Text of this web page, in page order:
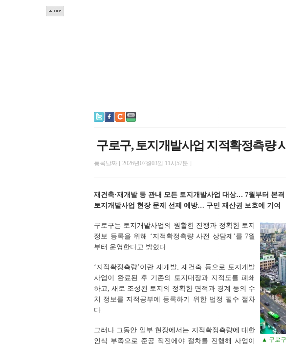
구로구, 토지개발사업 지적확정측량
등록날짜 [ 2026년07월03일 11시57분 ]
재건축·재개발 등 관내 모든 토지개발사업 대상… 7월부터 본격
토지개발사업 현장 문제 선제 예방… 구민 재산권 보호에 기여
▲ 구로
구로구는 토지개발사업의 원활한 진행과 정확한 토지
정보 등록을 위해 ‘지적확정측량 사전 상담제’를 7월
부터 운영한다고 밝혔다.
‘지적확정측량’이란 재개발, 재건축 등으로 토지개발
사업이 완료된 후 기존의 토지대장과 지적도를 폐쇄
하고, 새로 조성된 토지의 정확한 면적과 경계 등의 수
치 정보를 지적공부에 등록하기 위한 법정 필수 절차
다.
그러나 그동안 일부 현장에서는 지적확정측량에 대한
인식 부족으로 준공 직전에야 절차를 진행해 사업이